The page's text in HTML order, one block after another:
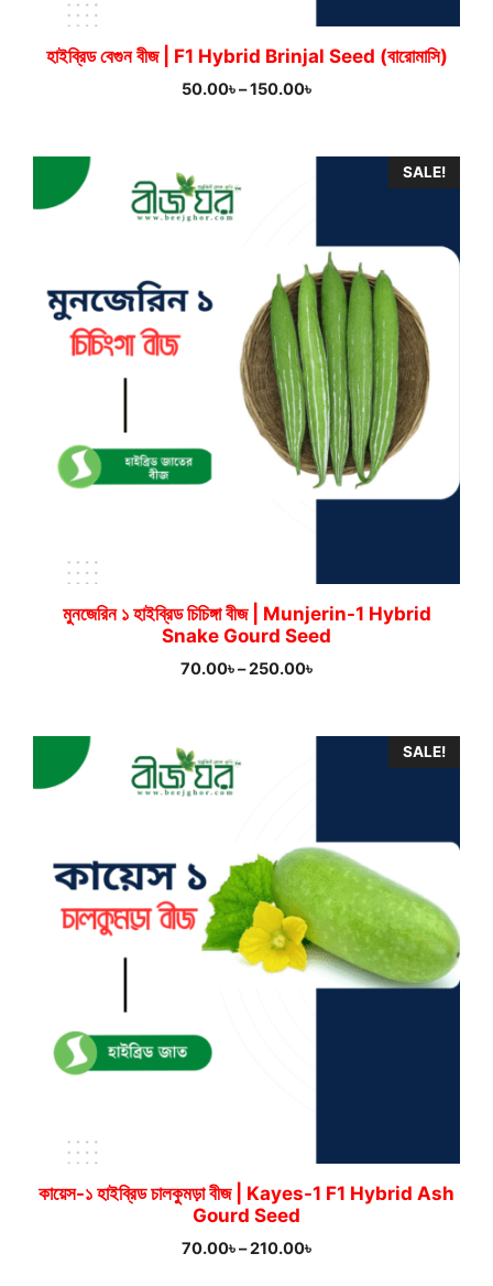
হাইব্রিড বেগুন বীজ | F1 Hybrid Brinjal Seed (বারোমাসি)
50.00৳–150.00৳Price
through
SALE!
মুনজেরিন ১ হাইব্রিড চিচিঙ্গা বীজ | Munjerin-1 Hybrid
Snake Gourd Seed
70.00৳–250.00৳Price
through
SALE!
কায়েস-১ হাইব্রিড চালকুমড়া বীজ | Kayes-1 F1 Hybrid Ash
Gourd Seed
70.00৳–210.00৳Price